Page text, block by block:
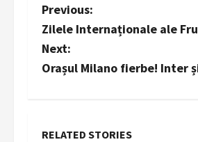
t
i
c
l
P
o
s
n
Previous:
Zilele Internaționale ale
Next:
Orașul Milano fierbe! Inter
RELATED STORIES